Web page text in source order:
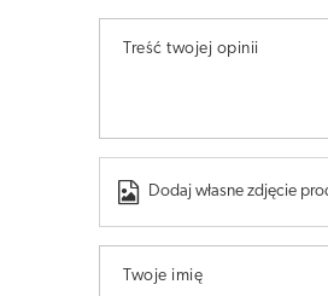
Treść twojej opinii
Dodaj własne zdjęcie
Twoje imię